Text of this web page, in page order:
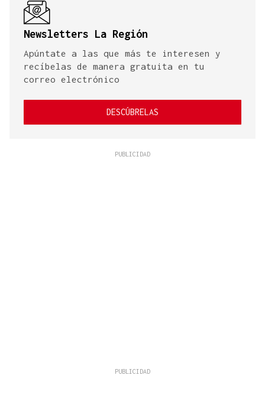
Newsletters La Región
Apúntate a las que más te interesen y
recíbelas de manera gratuita en tu
correo electrónico
DESCÚBRELAS